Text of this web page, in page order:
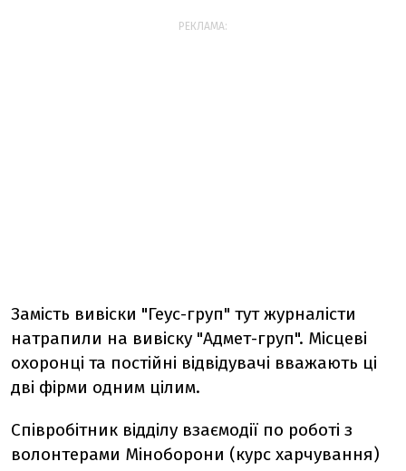
РЕКЛАМА:
Замість вивіски "Геус-груп" тут журналісти
натрапили на вивіску "Адмет-груп". Місцеві
охоронці та постійні відвідувачі вважають ці
дві фірми одним цілим.
Співробітник відділу взаємодії по роботі з
волонтерами Міноборони (курс харчування)